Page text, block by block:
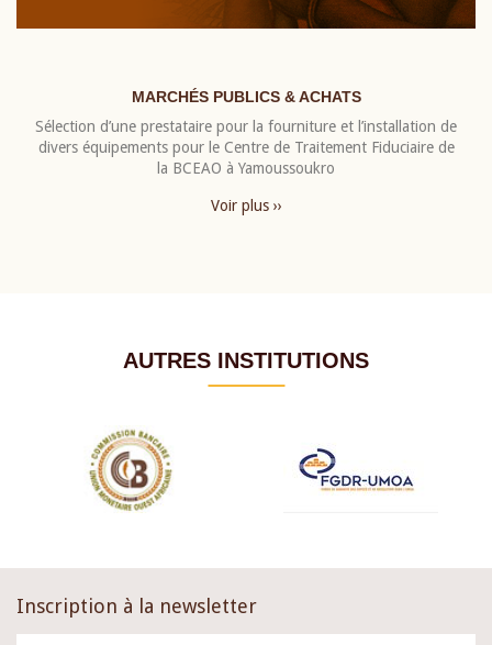
MARCHÉS PUBLICS & ACHATS
Sélection d’une prestataire pour la fourniture et l’installation de
divers équipements pour le Centre de Traitement Fiduciaire de
la BCEAO à Yamoussoukro
Voir plus ››
AUTRES INSTITUTIONS
Inscription à la newsletter